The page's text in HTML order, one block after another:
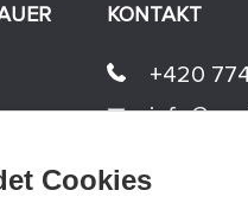
KONTAKT
+420
info@
3x Prag
Cookies